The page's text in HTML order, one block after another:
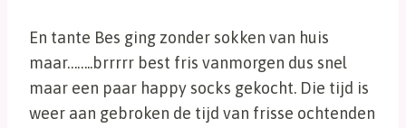
En tante Bes ging zonder sokken van huis
maar……..brrrrr best fris vanmorgen dus snel
maar een paar happy socks gekocht. Die tijd is
weer aan gebroken de tijd van frisse ochtenden